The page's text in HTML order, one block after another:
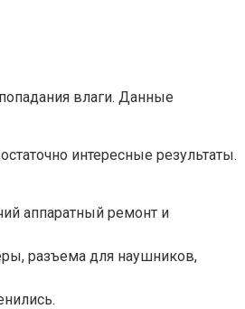
влаги. Данные
интересные результаты.
аппаратный ремонт и
разъема для наушников,